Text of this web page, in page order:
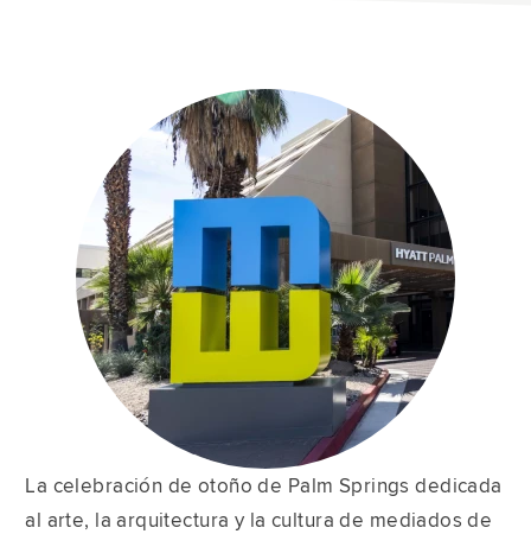
La celebración de otoño de Palm Springs dedicada
al arte, la arquitectura y la cultura de mediados de